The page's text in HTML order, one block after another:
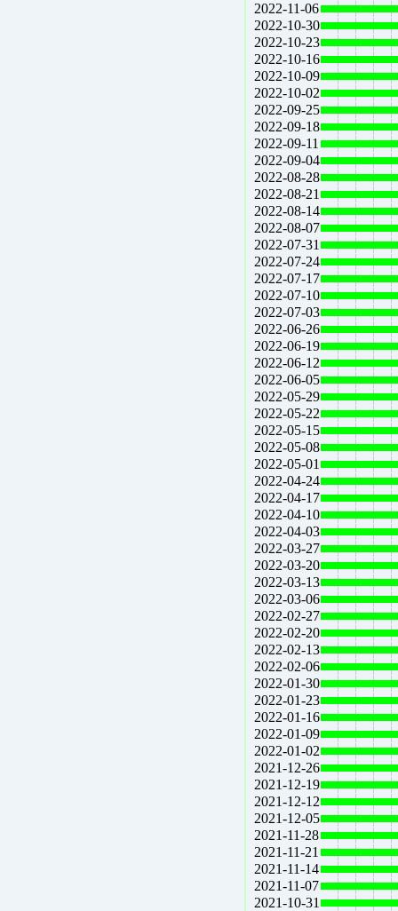
2022-11-06
2022-10-30
2022-10-23
2022-10-16
2022-10-09
2022-10-02
2022-09-25
2022-09-18
2022-09-11
2022-09-04
2022-08-28
2022-08-21
2022-08-14
2022-08-07
2022-07-31
2022-07-24
2022-07-17
2022-07-10
2022-07-03
2022-06-26
2022-06-19
2022-06-12
2022-06-05
2022-05-29
2022-05-22
2022-05-15
2022-05-08
2022-05-01
2022-04-24
2022-04-17
2022-04-10
2022-04-03
2022-03-27
2022-03-20
2022-03-13
2022-03-06
2022-02-27
2022-02-20
2022-02-13
2022-02-06
2022-01-30
2022-01-23
2022-01-16
2022-01-09
2022-01-02
2021-12-26
2021-12-19
2021-12-12
2021-12-05
2021-11-28
2021-11-21
2021-11-14
2021-11-07
2021-10-31